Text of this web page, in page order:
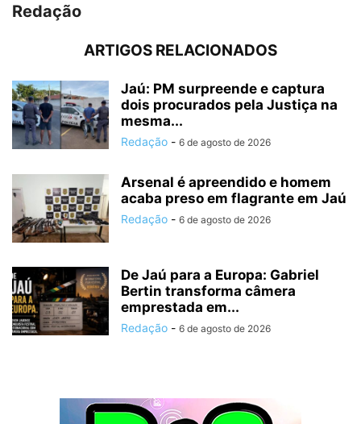
Redação
ARTIGOS RELACIONADOS
Jaú: PM surpreende e captura
dois procurados pela Justiça na
mesma...
Redação - 6 de agosto de 2026
Arsenal é apreendido e homem
acaba preso em flagrante em Jaú
Redação - 6 de agosto de 2026
De Jaú para a Europa: Gabriel
Bertin transforma câmera
emprestada em...
Redação - 6 de agosto de 2026